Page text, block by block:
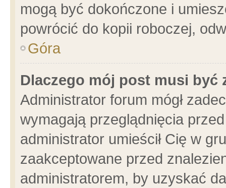
mogą być dokończone i
powrócić do kopii roboczej,
Góra
Dlaczego mój post musi być
Administrator forum mógł
wymagają przeglądnięcia
administrator umieścił Cię w
zaakceptowane przed
administratorem, by uzyskać